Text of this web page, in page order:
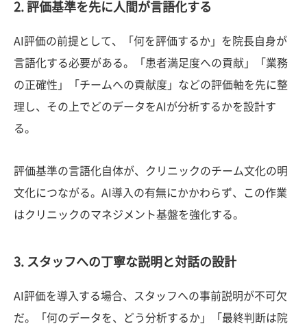
2. 評価基準を先に人間が言語化する
AI評価の前提として、「何を評価するか」を院長自身が
言語化する必要がある。「患者満足度への貢献」「業務
の正確性」「チームへの貢献度」などの評価軸を先に整
理し、その上でどのデータをAIが分析するかを設計す
る。
評価基準の言語化自体が、クリニックのチーム文化の明
文化につながる。AI導入の有無にかかわらず、この作業
はクリニックのマネジメント基盤を強化する。
3. スタッフへの丁寧な説明と対話の設計
AI評価を導入する場合、スタッフへの事前説明が不可欠
だ。「何のデータを、どう分析するか」「最終判断は院